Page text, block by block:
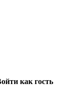
как гость